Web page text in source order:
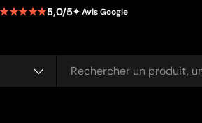
★★★★★5,0/5✦ Avis Google